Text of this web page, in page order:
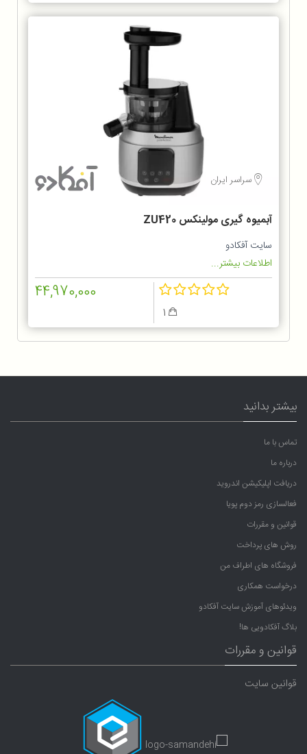
سراسر ایران
آبمیوه گیری مولینکس ZU420
سایت آفکادو
اطلاعات بیشتر...
44,970,000
بیشتر بدانید
تماس با ما
درباره ما
دریافت اپلیکیشن اندروید
فعالسازی رمز دوم پویا
قوانین و مقررات
روش های پرداخت
فروشگاه های اطراف من
درخواست همکاری
ویدئوهای آموزش سایت آفکادو
بلاگ آفکادویی ها!
قوانین و مقررات
قوانین سایت